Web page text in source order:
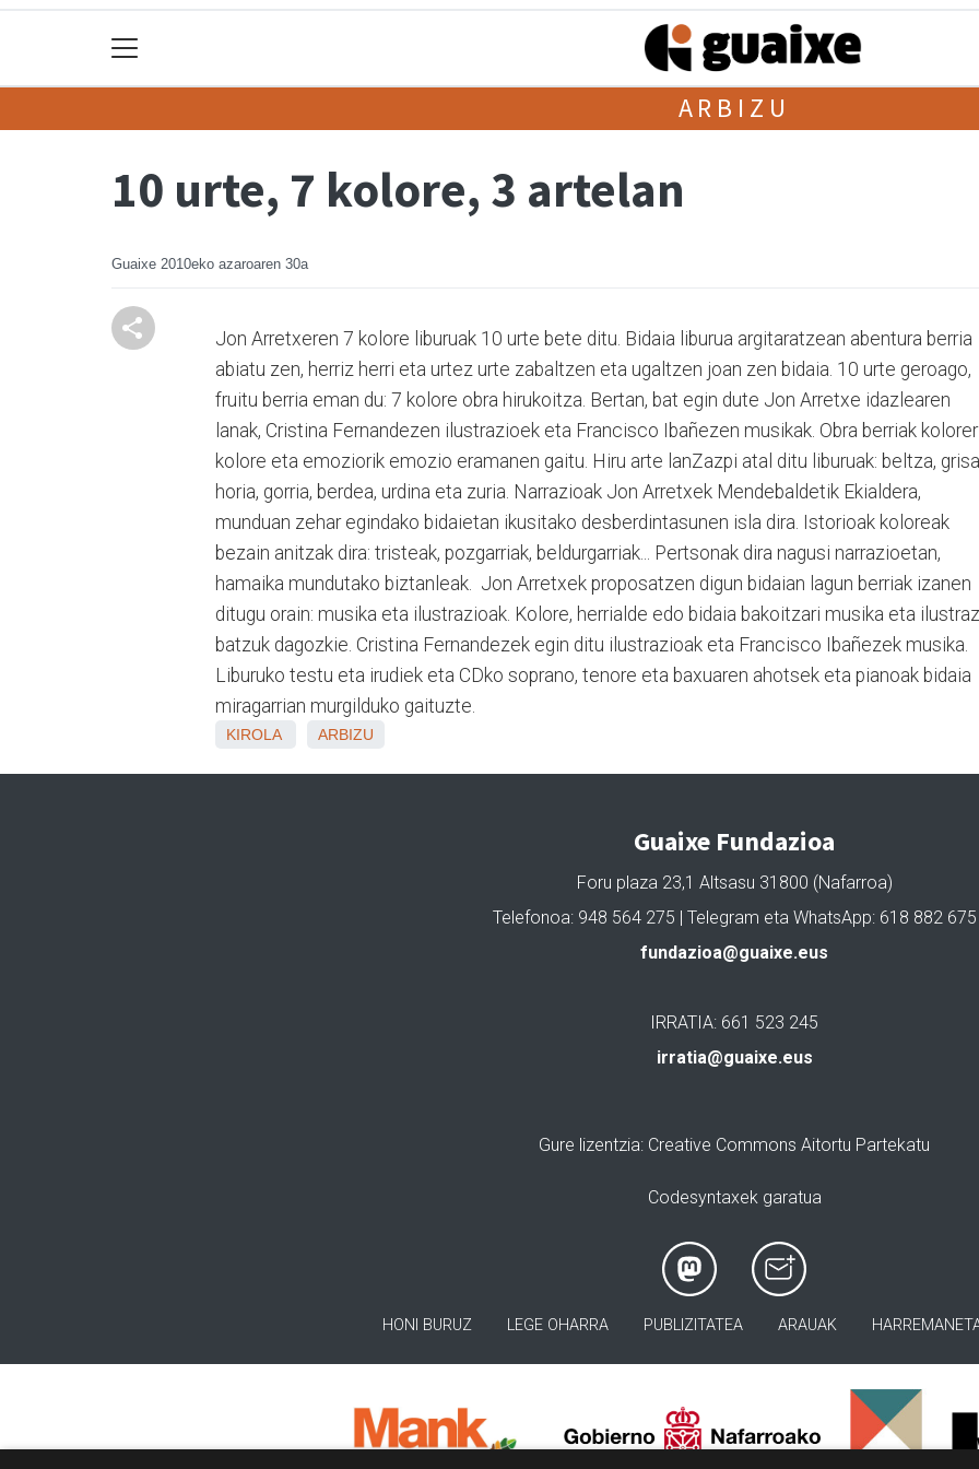
ARBIZU
10 urte, 7 kolore, 3 artelan
Guaixe 2010eko azaroaren 30a
Jon Arretxeren 7 kolore liburuak 10 urte bete ditu. Bidaia liburua argitaratzean abentura berria
abiatu zen, herriz herri eta urtez urte zabaltzen eta ugaltzen joan zen bidaia. 10 urte geroago,
fruitu berria eman du: 7 kolore obra hirukoitza. Bertan, bat egin dute Jon Arretxe idazlearen
lanak, Cristina Fernandezen ilustrazioek eta Francisco Ibañezen musikak. Obra berriak
kolore eta emoziorik emozio eramanen gaitu. Hiru arte lanZazpi atal ditu liburuak: beltza,
horia, gorria, berdea, urdina eta zuria. Narrazioak Jon Arretxek Mendebaldetik Ekialdera,
munduan zehar egindako bidaietan ikusitako desberdintasunen isla dira. Istorioak koloreak
bezain anitzak dira: tristeak, pozgarriak, beldurgarriak... Pertsonak dira nagusi narrazioetan,
hamaika mundutako biztanleak. Jon Arretxek proposatzen digun bidaian lagun berriak izanen
ditugu orain: musika eta ilustrazioak. Kolore, herrialde edo bidaia bakoitzari musika eta
batzuk dagozkie. Cristina Fernandezek egin ditu ilustrazioak eta Francisco Ibañezek musika.
Liburuko testu eta irudiek eta CDko soprano, tenore eta baxuaren ahotsek eta pianoak bidaia
miragarrian murgilduko gaituzte.
KIROLA ARBIZU
Guaixe Fundazioa
Foru plaza 23,1 Altsasu 31800 (Nafarroa)
Telefonoa: 948 564 275 | Telegram eta WhatsApp: 618 882 675
fundazioa@guaixe.eus
IRRATIA: 661 523 245
irratia@guaixe.eus
Gure lizentzia: Creative Commons Aitortu Partekatu
Codesyntaxek garatua
HONI BURUZ LEGE OHARRA PUBLIZITATEA ARAUAK